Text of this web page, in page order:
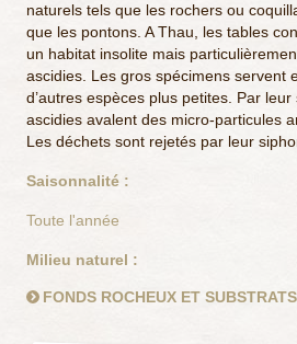
naturels tels que les rochers ou
que les pontons. A Thau, les tables
un habitat insolite mais
ascidies. Les gros spécimens servent
d’autres espèces plus petites. Par
ascidies avalent des micro-particules
Les déchets sont rejetés par leur
Saisonnalité :
Toute l'année
Milieu naturel :
FONDS ROCHEUX ET